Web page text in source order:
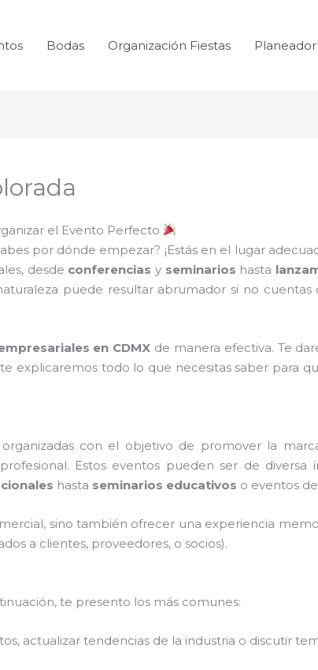
Bodas Organización Fiestas
el Evento Perfecto
por dónde empezar? ¡Estás en el lugar
desde conferencias y seminarios hasta
puede resultar abrumador si no cuentas
en CDMX de manera efectiva. Te
explicaremos todo lo que necesitas saber para
organizadas con el objetivo de promover la
Estos eventos pueden ser de diversa
hasta seminarios educativos o eventos de
sino también ofrecer una experiencia
a clientes, proveedores, o socios).
te presento los más comunes:
actualizar tendencias de la industria o discutir